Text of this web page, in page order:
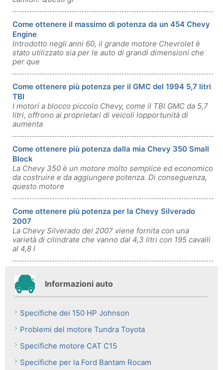
Come ottenere il massimo di potenza da un 454 Chevy
Engine
Introdotto negli anni 60, il grande motore Chevrolet è
stato utilizzato sia per le auto di grandi dimensioni che
per que
Come ottenere più potenza per il GMC del 1994 5,7 litri
TBI
I motori a blocco piccolo Chevy, come il TBI GMC da 5,7
litri, offrono ai proprietari di veicoli lopportunità di
aumenta
Come ottenere più potenza dalla mia Chevy 350 Small
Block
La Chevy 350 è un motore molto semplice ed economico
da costruire e da aggiungere potenza. Di conseguenza,
questo motore
Come ottenere più potenza per la Chevy Silverado
2007
La Chevy Silverado del 2007 viene fornita con una
varietà di cilindrate che vanno dal 4,3 litri con 195 cavalli
al 4,8 l
Informazioni auto
Specifiche dei 150 HP Johnson
Problemi del motore Tundra Toyota
Specifiche motore CAT C15
Specifiche per la Ford Bantam Rocam